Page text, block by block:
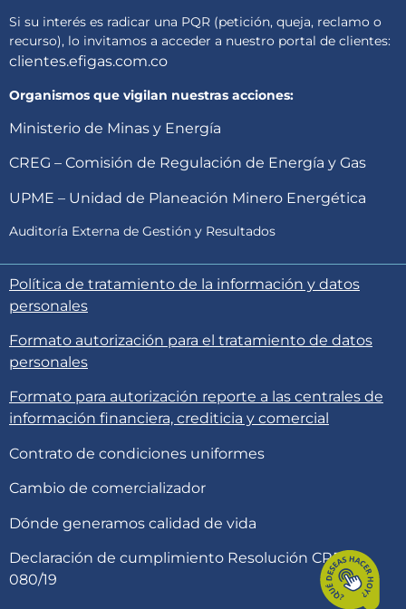
Si su interés es radicar una PQR (petición, queja, reclamo o
recurso), lo invitamos a acceder a nuestro portal de clientes:
clientes.efigas.com.co
Organismos que vigilan nuestras acciones:
Ministerio de Minas y Energía
CREG – Comisión de Regulación de Energía y Gas
UPME – Unidad de Planeación Minero Energética
Auditoría Externa de Gestión y Resultados
Política de tratamiento de la información y datos
personales
Formato autorización para el tratamiento de datos
personales
Formato para autorización reporte a las centrales de
información financiera, crediticia y comercial
Contrato de condiciones uniformes
Cambio de comercializador
Dónde generamos calidad de vida
Declaración de cumplimiento Resolución CREG
080/19